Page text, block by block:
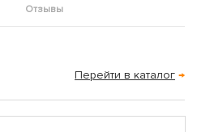
Отзывы
Перейти в каталог →